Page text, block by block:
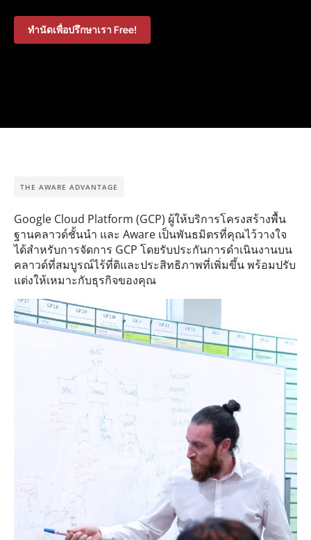
ทำนัดเพื่อปรึกษาเรา Free!
THE AWARE ADVANTAGE
Google Cloud Platform (GCP) ผู้ให้บริการโครงสร้างพื้น
ฐานคลาวด์ชั้นนำ และ Aware เป็นพันธมิตรที่คุณไว้วางใจ
ได้สำหรับการจัดการ GCP โดยรับประกันการดำเนินงานบน
คลาวด์ที่สมบูรณ์ไร้ที่ติและประสิทธิภาพที่เพิ่มขึ้น พร้อมปรับ
แต่งให้เหมาะกับธุรกิจของคุณ